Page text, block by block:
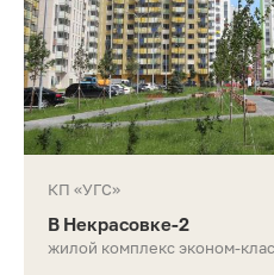
КП «УГС»
В Некрасовке-2
жилой комплекс эконом-